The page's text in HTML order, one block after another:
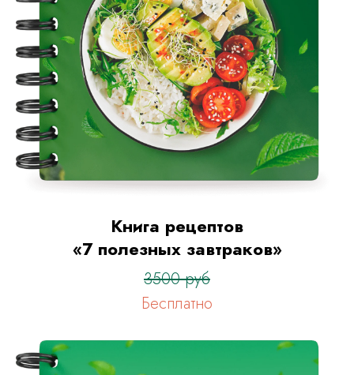
Книга рецептов
«7 полезных завтраков»
3500 руб
Бесплатно